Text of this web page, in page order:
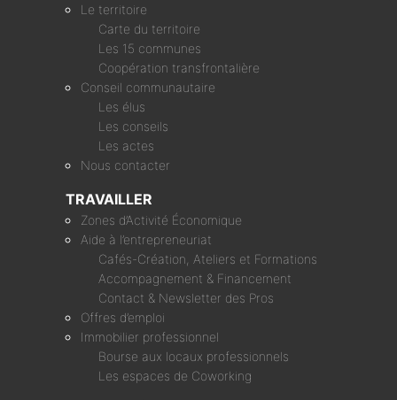
Le territoire
Carte du territoire
Les 15 communes
Coopération transfrontalière
Conseil communautaire
Les élus
Les conseils
Les actes
Nous contacter
TRAVAILLER
Zones d’Activité Économique
Aide à l’entrepreneuriat
Cafés-Création, Ateliers et Formations
Accompagnement & Financement
Contact & Newsletter des Pros
Offres d’emploi
Immobilier professionnel
Bourse aux locaux professionnels
Les espaces de Coworking